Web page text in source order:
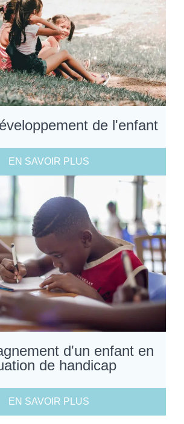
de l'enfant
EN SAVOIR PLUS
d'un enfant en
de handicap
EN SAVOIR PLUS